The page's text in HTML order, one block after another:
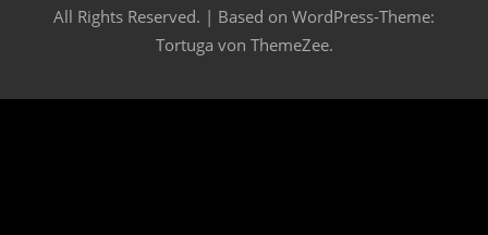
All Rights Reserved. | Based on WordPress-Theme:
Tortuga von ThemeZee.